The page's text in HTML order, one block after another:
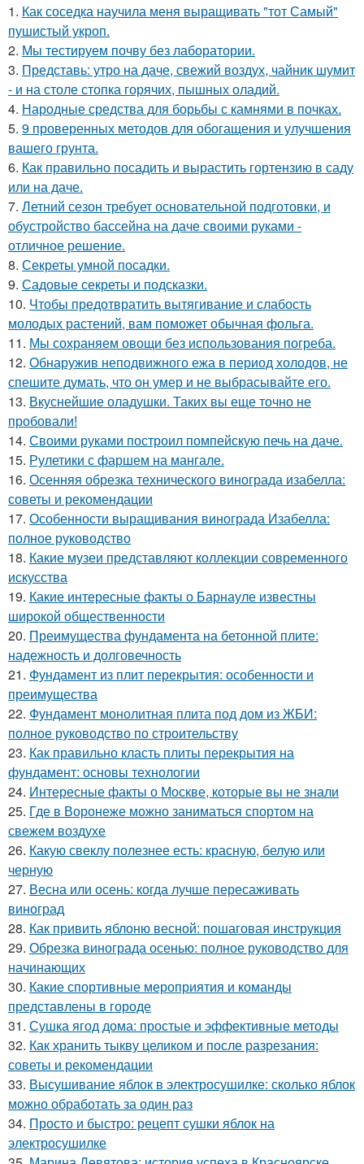
1. Как соседка научила меня выращивать "тот Самый"
пушистый укроп.
2. Мы тестируем почву без лаборатории.
3. Представь: утро на даче, свежий воздух, чайник шумит
- и на столе стопка горячих, пышных оладий.
4. Народные средства для борьбы с камнями в почках.
5. 9 проверенных методов для обогащения и улучшения
вашего грунта.
6. Как правильно посадить и вырастить гортензию в саду
или на даче.
7. Летний сезон требует основательной подготовки, и
обустройство бассейна на даче своими руками -
отличное решение.
8. Секреты умной посадки.
9. Садовые секреты и подсказки.
10. Чтобы предотвратить вытягивание и слабость
молодых растений, вам поможет обычная фольга.
11. Мы сохраняем овощи без использования погреба.
12. Обнаружив неподвижного ежа в период холодов, не
спешите думать, что он умер и не выбрасывайте его.
13. Вкуснейшие оладушки. Таких вы еще точно не
пробовали!
14. Своими руками построил помпейскую печь на даче.
15. Рулетики с фаршем на мангале.
16. Осенняя обрезка технического винограда изабелла:
советы и рекомендации
17. Особенности выращивания винограда Изабелла:
полное руководство
18. Какие музеи представляют коллекции современного
искусства
19. Какие интересные факты о Барнауле известны
широкой общественности
20. Преимущества фундамента на бетонной плите:
надежность и долговечность
21. Фундамент из плит перекрытия: особенности и
преимущества
22. Фундамент монолитная плита под дом из ЖБИ:
полное руководство по строительству
23. Как правильно класть плиты перекрытия на
фундамент: основы технологии
24. Интересные факты о Москве, которые вы не знали
25. Где в Воронеже можно заниматься спортом на
свежем воздухе
26. Какую свеклу полезнее есть: красную, белую или
черную
27. Весна или осень: когда лучше пересаживать
виноград
28. Как привить яблоню весной: пошаговая инструкция
29. Обрезка винограда осенью: полное руководство для
начинающих
30. Какие спортивные мероприятия и команды
представлены в городе
31. Сушка ягод дома: простые и эффективные методы
32. Как хранить тыкву целиком и после разрезания:
советы и рекомендации
33. Высушивание яблок в электросушилке: сколько яблок
можно обработать за один раз
34. Просто и быстро: рецепт сушки яблок на
электросушилке